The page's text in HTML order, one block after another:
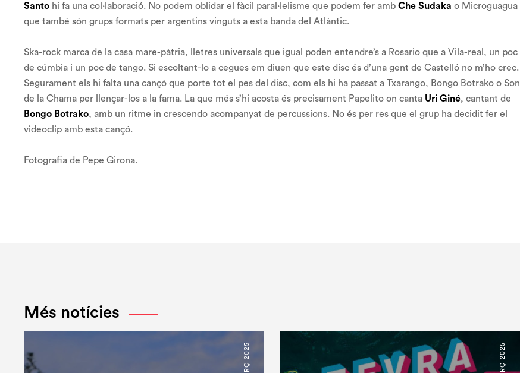
Santo hi fa una col·laboració. No podem oblidar el fàcil paral·lelisme que podem fer amb Che Sudaka o Microguagua
que també són grups formats per argentins vinguts a esta banda del Atlàntic.
Ska-rock marca de la casa mare-pàtria, lletres universals que igual poden entendre’s a Rosario que a Vila-real, un poc
de cúmbia i un poc de tango. Si escoltant-lo a cegues em diuen que este disc és d’una gent de Castelló no m’ho crec.
Segurament els hi falta una cançó que porte tot el pes del disc, com els hi ha passat a Txarango, Bongo Botrako o Son
de la Chama per llençar-los a la fama. La que més s’hi acosta és precisament Papelito on canta Uri Giné, cantant de
Bongo Botrako, amb un ritme in crescendo acompanyat de percussions. No és per res que el grup ha decidit fer el
videoclip amb esta cançó.
Fotografia de Pepe Girona.
Més notícies